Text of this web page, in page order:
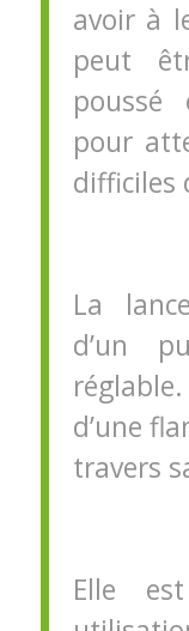
avoir à
peut
pour
difficiles
La
d’un
d’une
travers
Elle